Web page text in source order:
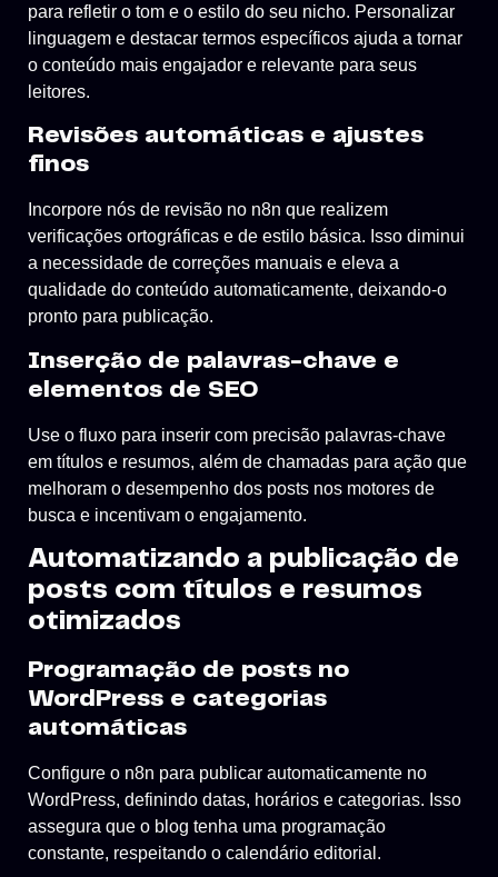
para refletir o tom e o estilo do seu nicho. Personalizar
linguagem e destacar termos específicos ajuda a tornar
o conteúdo mais engajador e relevante para seus
leitores.
Revisões automáticas e ajustes
finos
Incorpore nós de revisão no n8n que realizem
verificações ortográficas e de estilo básica. Isso diminui
a necessidade de correções manuais e eleva a
qualidade do conteúdo automaticamente, deixando-o
pronto para publicação.
Inserção de palavras-chave e
elementos de SEO
Use o fluxo para inserir com precisão palavras-chave
em títulos e resumos, além de chamadas para ação que
melhoram o desempenho dos posts nos motores de
busca e incentivam o engajamento.
Automatizando a publicação de
posts com títulos e resumos
otimizados
Programação de posts no
WordPress e categorias
automáticas
Configure o n8n para publicar automaticamente no
WordPress, definindo datas, horários e categorias. Isso
assegura que o blog tenha uma programação
constante, respeitando o calendário editorial.